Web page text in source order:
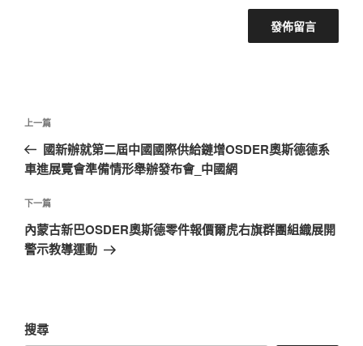
文
導
覽
上
一
篇
章
上一篇
國新辦就第二屆中國國際供給鏈增OSDER奧斯德德系
車進展覽會準備情形舉辦發布會_中國網
下
一
篇
下一篇
內蒙古新巴OSDER奧斯德零件報價爾虎右旗群團組織展開
警示教導運動
搜尋